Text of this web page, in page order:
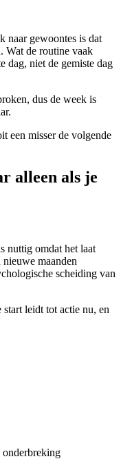
naar gewoontes is dat
Wat de routine vaak
dag, niet de gemiste dag
dus de week is
een misser de volgende
alleen als je
nuttig omdat het laat
maanden
scheiding van
leidt tot actie nu, en
onderbreking